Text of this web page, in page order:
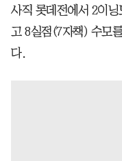
사직 롯데전에서 2이
고 8실점(7자책) 수모
다.